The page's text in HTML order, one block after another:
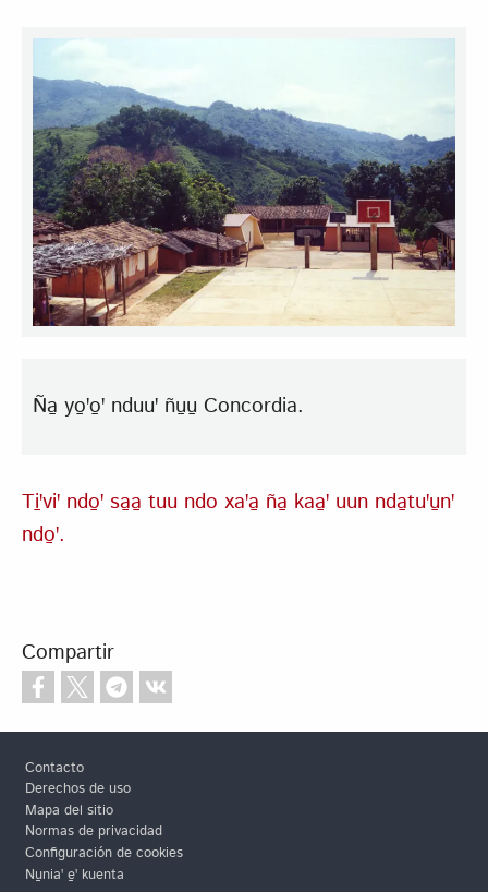
Ña̱ yo̱ꞌo̱ꞌ nduuꞌ ñu̱u̱ Concordia.
Ti̱ꞌviꞌ ndo̱ꞌ sa̱a̱ tuu ndo xaꞌa̱ ña̱ kaa̱ꞌ uun nda̱tuꞌu̱nꞌ
ndo̱ꞌ.
Compartir
Footer
Contacto
Derechos de uso
Mapa del sitio
Normas de privacidad
Configuración de cookies
Nu̱niaꞌ e̱ꞌ kuenta